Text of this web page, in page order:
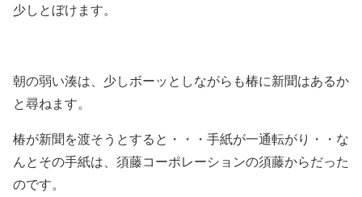
少しとぼけます。
朝の弱い湊は、少しボーッとしながらも椿に新聞はあるか
と尋ねます。
椿が新聞を渡そうとすると・・・手紙が一通転がり・・な
んとその手紙は、須藤コーポレーションの須藤からだった
のです。